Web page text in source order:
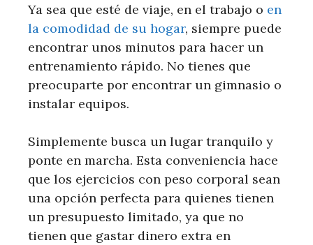
Ya sea que esté de viaje, en el trabajo o en
la comodidad de su hogar, siempre puede
encontrar unos minutos para hacer un
entrenamiento rápido. No tienes que
preocuparte por encontrar un gimnasio o
instalar equipos.
Simplemente busca un lugar tranquilo y
ponte en marcha. Esta conveniencia hace
que los ejercicios con peso corporal sean
una opción perfecta para quienes tienen
un presupuesto limitado, ya que no
tienen que gastar dinero extra en